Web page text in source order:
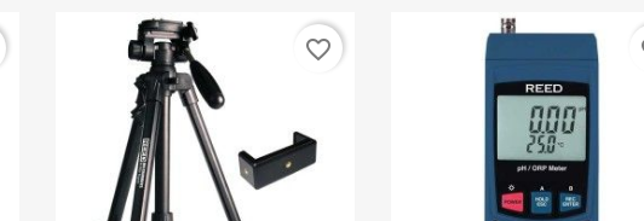
favorite_border